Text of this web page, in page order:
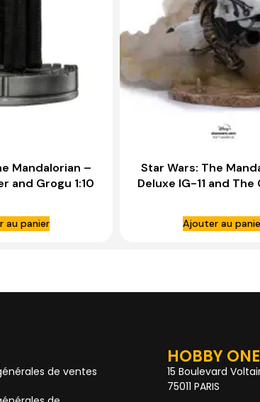
Mandalorian –
and Grogu 1:10
au panier
Star Wars: The
Deluxe IG-11 and The
Ajouter au
de ventes
HOBBY ONE
15 Boulevard
75011 PARIS